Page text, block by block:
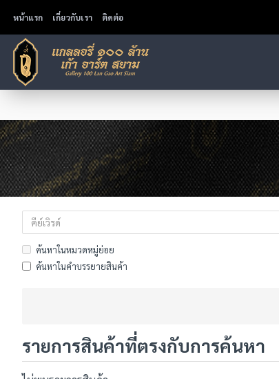
หน้าแรก เกี่ยวกับเรา ติดต่อ
ค้นหาในหมวดหมู่ย่อย
ค้นหาในคำบรรยายสินค้า
รายการสินค้าที่ตรงกับการค้นหา